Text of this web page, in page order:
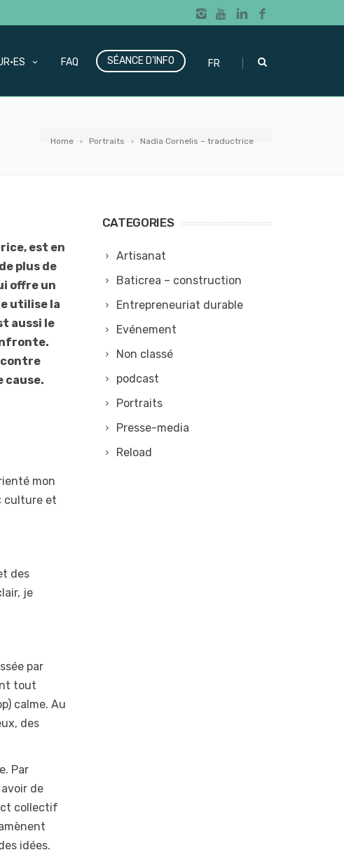
FAQ SÉANCE D’INFO FR |
Home Portraits Nadia Cornelis – traductrice
est en
plus de
offre un
utilise la
aussi le
contre
cause.
mon
culture et
des
je
par
tout
calme. Au
des
Par
de
collectif
idées.
CATEGORIES
Artisanat
Baticrea – construction
Entrepreneuriat durable
Evénement
Non classé
podcast
Portraits
Presse-media
Reload